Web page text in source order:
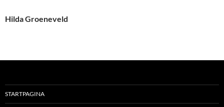
Hilda Groeneveld
STARTPAGINA